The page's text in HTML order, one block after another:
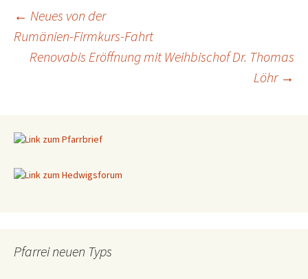
Beitragsnavigation
← Neues von der
Rumänien-Firmkurs-Fahrt
Renovabis Eröffnung mit Weihbischof Dr. Thomas
Löhr →
Pfarrei neuen Typs